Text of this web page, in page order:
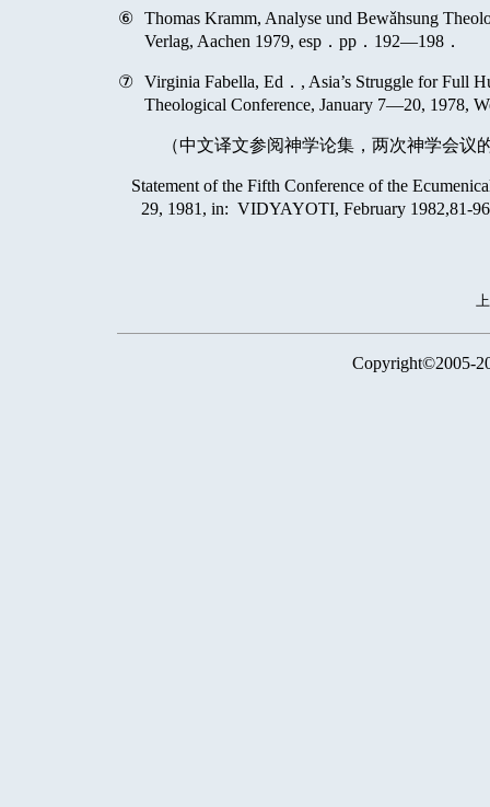
⑥ Thomas Kramm, Analyse und Bewǎhsung
Verlag, Aachen 1979, esp ． pp ． 192—198 ．
⑦ Virginia Fabella, Ed ． , Asia’s Struggle for Full
Theological Conference, January 7—20, 1978,
（中文译文参阅神学论集，两次神学会议
Statement of the Fifth Conference of the
29, 1981, in: VIDYAYOTI, February 1982,81-96
Copyright©2005-